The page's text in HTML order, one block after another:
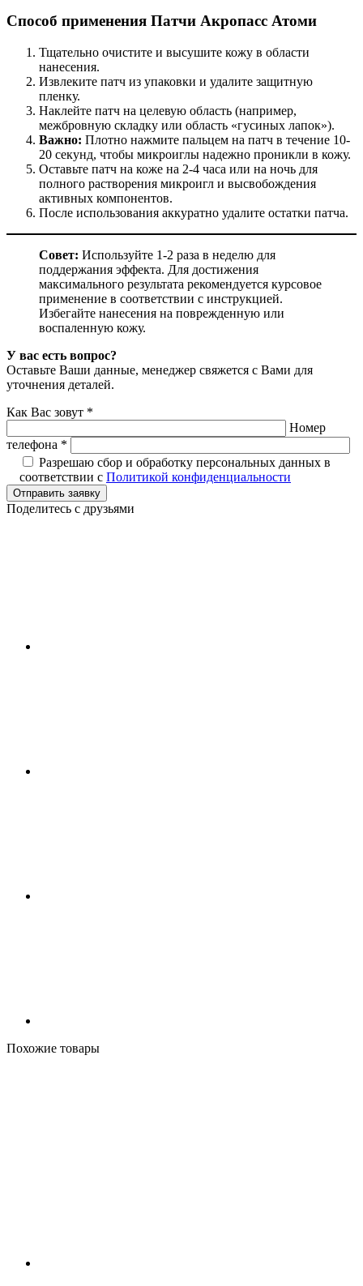
Способ применения Патчи Акропасс Атоми
Тщательно очистите и высушите кожу в области
нанесения.
Извлеките патч из упаковки и удалите защитную
пленку.
Наклейте патч на целевую область (например,
межбровную складку или область «гусиных лапок»).
Важно: Плотно нажмите пальцем на патч в течение 10-
20 секунд, чтобы микроиглы надежно проникли в кожу.
Оставьте патч на коже на 2-4 часа или на ночь для
полного растворения микроигл и высвобождения
активных компонентов.
После использования аккуратно удалите остатки патча.
Совет: Используйте 1-2 раза в неделю для
поддержания эффекта. Для достижения
максимального результата рекомендуется курсовое
применение в соответствии с инструкцией.
Избегайте нанесения на поврежденную или
воспаленную кожу.
У вас есть вопрос?
Оставьте Ваши данные, менеджер свяжется с Вами для
уточнения деталей.
Как Вас зовут *
Номер
телефона *
Разрешаю сбор и обработку персональных данных в
соответствии с Политикой конфиденциальности
Отправить заявку
Поделитесь с друзьями
Похожие товары